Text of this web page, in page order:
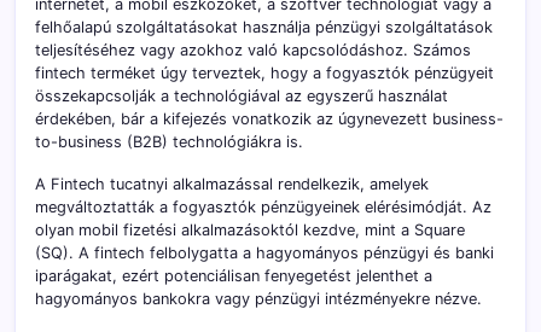
internetet, a mobil eszközöket, a szoftver technológiát vagy a
felhőalapú szolgáltatásokat használja pénzügyi szolgáltatások
teljesítéséhez vagy azokhoz való kapcsolódáshoz. Számos
fintech terméket úgy terveztek, hogy a fogyasztók pénzügyeit
összekapcsolják a technológiával az egyszerű használat
érdekében, bár a kifejezés vonatkozik az úgynevezett business-
to-business (B2B) technológiákra is.
A Fintech tucatnyi alkalmazással rendelkezik, amelyek
megváltoztatták a fogyasztók pénzügyeinek elérésimódját. Az
olyan mobil fizetési alkalmazásoktól kezdve, mint a Square
(SQ). A fintech felbolygatta a hagyományos pénzügyi és banki
iparágakat, ezért potenciálisan fenyegetést jelenthet a
hagyományos bankokra vagy pénzügyi intézményekre nézve.